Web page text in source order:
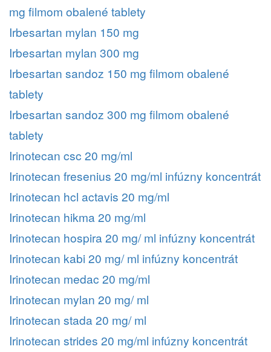
mg filmom obalené tablety
Irbesartan mylan 150 mg
Irbesartan mylan 300 mg
Irbesartan sandoz 150 mg filmom obalené
tablety
Irbesartan sandoz 300 mg filmom obalené
tablety
Irinotecan csc 20 mg/ml
Irinotecan fresenius 20 mg/ml infúzny koncentrát
Irinotecan hcl actavis 20 mg/ml
Irinotecan hikma 20 mg/ml
Irinotecan hospira 20 mg/ ml infúzny koncentrát
Irinotecan kabi 20 mg/ ml infúzny koncentrát
Irinotecan medac 20 mg/ml
Irinotecan mylan 20 mg/ ml
Irinotecan stada 20 mg/ ml
Irinotecan strides 20 mg/ml infúzny koncentrát